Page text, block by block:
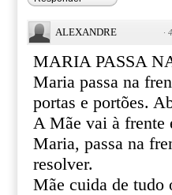
ALEXANDRE ·
MARIA PASSA
Maria passa na
portas e portões.
A Mãe vai à frente
Maria, passa na
resolver.
Mãe cuida de tudo